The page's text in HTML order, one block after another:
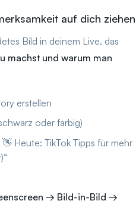
auf dich ziehen
Bild in deinem Live, das
machst und warum man
erstellen
oder farbig)
Heute: TikTok Tipps für mehr
→ Bild-in-Bild →